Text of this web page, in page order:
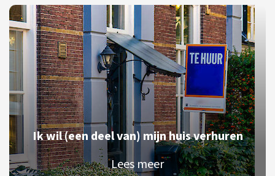
Ik wil (een deel van) mijn huis verhuren
Lees meer